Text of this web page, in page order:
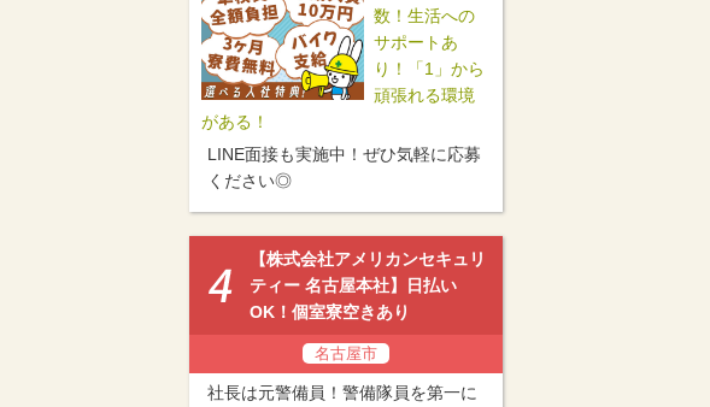
数！生活への
サポートあ
り！「1」から
頑張れる環境
がある！
LINE面接も実施中！ぜひ気軽に応募
ください◎
【株式会社アメリカンセキュリ
ティー 名古屋本社】日払い
OK！個室寮空きあり
名古屋市
社長は元警備員！警備隊員を第一に